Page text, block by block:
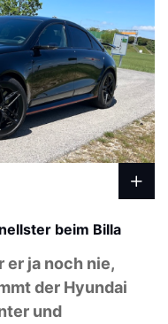
beim Billa
er ja noch nie,
der Hyundai
und